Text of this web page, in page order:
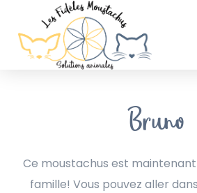
Bruno
Ce moustachus est
famille! Vous pouvez aller